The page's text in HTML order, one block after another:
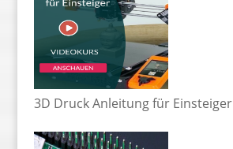
3D Druck Anleitung für Einsteiger